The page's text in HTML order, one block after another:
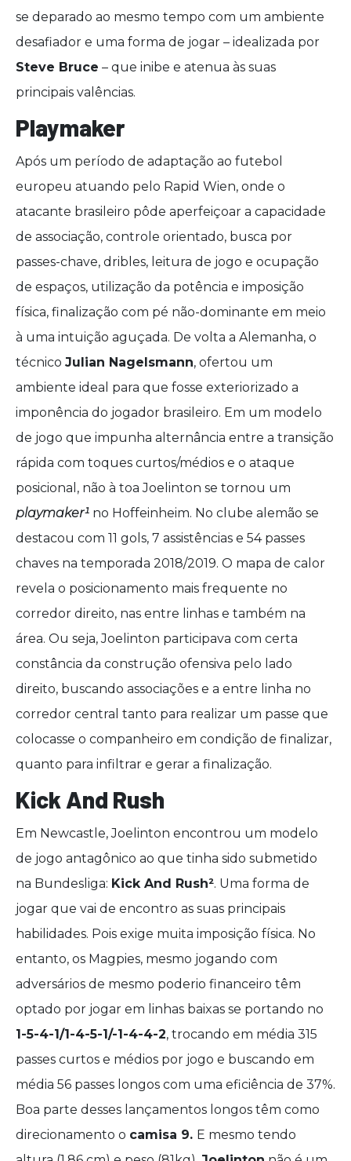
se deparado ao mesmo tempo com um ambiente
desafiador e uma forma de jogar – idealizada por
Steve Bruce – que inibe e atenua às suas
principais valências.
Playmaker
Após um período de adaptação ao futebol
europeu atuando pelo Rapid Wien, onde o
atacante brasileiro pôde aperfeiçoar a capacidade
de associação, controle orientado, busca por
passes-chave, dribles, leitura de jogo e ocupação
de espaços, utilização da potência e imposição
física, finalização com pé não-dominante em meio
à uma intuição aguçada. De volta a Alemanha, o
técnico Julian Nagelsmann, ofertou um
ambiente ideal para que fosse exteriorizado a
imponência do jogador brasileiro. Em um modelo
de jogo que impunha alternância entre a transição
rápida com toques curtos/médios e o ataque
posicional, não à toa Joelinton se tornou um
playmaker¹ no Hoffeinheim. No clube alemão se
destacou com 11 gols, 7 assistências e 54 passes
chaves na temporada 2018/2019. O mapa de calor
revela o posicionamento mais frequente no
corredor direito, nas entre linhas e também na
área. Ou seja, Joelinton participava com certa
constância da construção ofensiva pelo lado
direito, buscando associações e a entre linha no
corredor central tanto para realizar um passe que
colocasse o companheiro em condição de finalizar,
quanto para infiltrar e gerar a finalização.
Kick And Rush
Em Newcastle, Joelinton encontrou um modelo
de jogo antagônico ao que tinha sido submetido
na Bundesliga: Kick And Rush². Uma forma de
jogar que vai de encontro as suas principais
habilidades. Pois exige muita imposição física. No
entanto, os Magpies, mesmo jogando com
adversários de mesmo poderio financeiro têm
optado por jogar em linhas baixas se portando no
1-5-4-1/1-4-5-1/-1-4-4-2, trocando em média 315
passes curtos e médios por jogo e buscando em
média 56 passes longos com uma eficiência de 37%.
Boa parte desses lançamentos longos têm como
direcionamento o camisa 9. E mesmo tendo